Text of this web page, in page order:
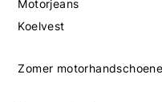
Motorjeans
Koelvest
Zomer